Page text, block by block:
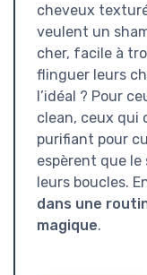
cheveux
veulent un
cher, facile à
flinguer leurs
l’idéal ? Pour
clean, ceux qui
purifiant pour
espèrent que le
leurs boucles.
dans une
magique.